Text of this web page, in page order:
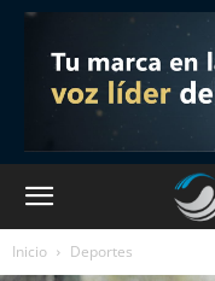
Inicio Deportes